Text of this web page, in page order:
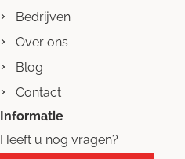
Bedrijven
Over ons
Blog
Contact
Informatie
Heeft u nog vragen?